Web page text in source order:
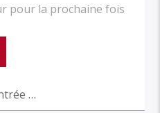
pour la prochaine fois